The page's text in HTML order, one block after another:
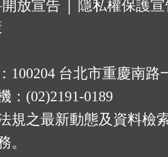
放宣告
隱私權保護
100204 台北市重慶南路
(02)2191-0189
規之最新動態及資料檢
。